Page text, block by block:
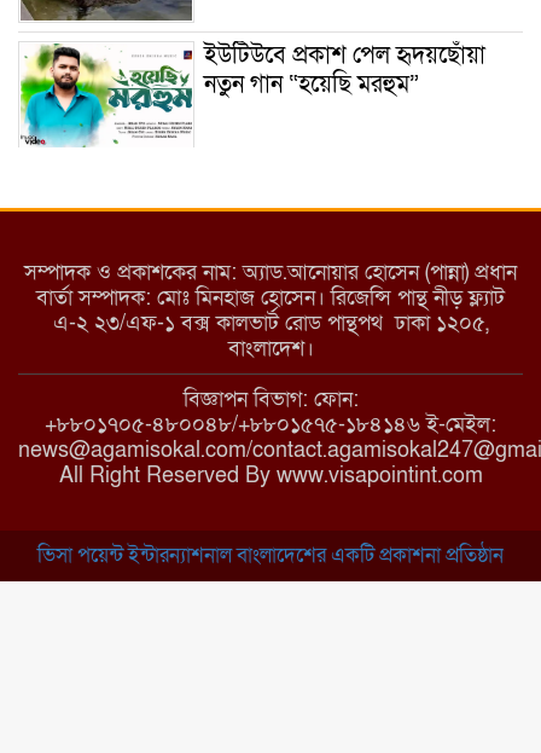
ইউটিউবে প্রকাশ পেল হৃদয়ছোঁয়া
নতুন গান “হয়েছি মরহুম”
মরণ নেশা
মাধবপুরে কমিউনিটি ক্লিনিকে
অনিয়মের অভিযোগ
রাজবাড়ী: বালিয়াকান্দিতে কিশোরীর
ঝুলন্ত মরদেহ উদ্ধার
সম্পাদক ও প্রকাশকের নাম: অ্যাড.আনোয়ার হোসেন (পান্না) প্রধান
বার্তা সম্পাদক: মোঃ মিনহাজ হোসেন। রিজেন্সি পান্থ নীড় ফ্ল্যাট
এ-২ ২৩/এফ-১ বক্স কালভার্ট রোড পান্থপথ ঢাকা ১২০৫,
বাংলাদেশ।
বিজ্ঞাপন বিভাগ: ফোন:
+৮৮০১৭০৫-৪৮০০৪৮/+৮৮০১৫৭৫-১৮৪১৪৬ ই-মেইল:
news@agamisokal.com/
All Right Reserved By www.visapointint.com
ভিসা পয়েন্ট ইন্টারন্যাশনাল বাংলাদেশের একটি প্রকাশনা প্রতিষ্ঠান